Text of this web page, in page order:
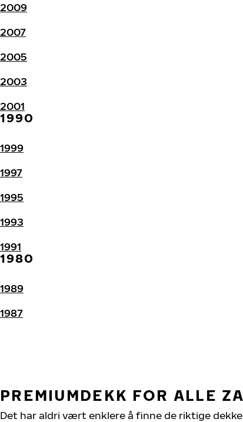
2009
2007
2005
2003
2001
1990
1999
1997
1995
1993
1991
1980
1989
1987
PREMIUMDEKK FOR ALLE
Det har aldri vært enklere å finne de riktige